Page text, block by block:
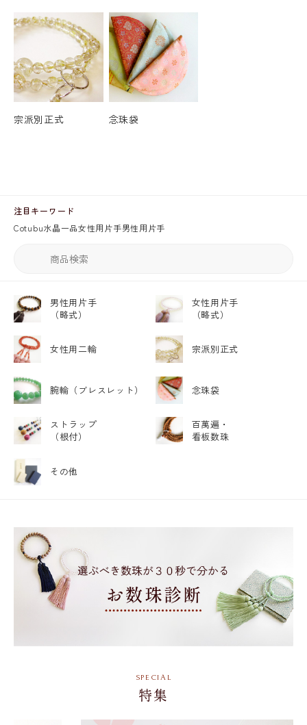
注目キーワード
Cotubu水晶一品女性用片手男性用片手
男性用片手
（略式）
女性用片手
（略式）
女性用二輪 宗派別正式
腕輪 （ブレスレット） 念珠袋
ストラップ
（根付）
百萬遍・
看板数珠
その他
宗派別正式 念珠袋
特集